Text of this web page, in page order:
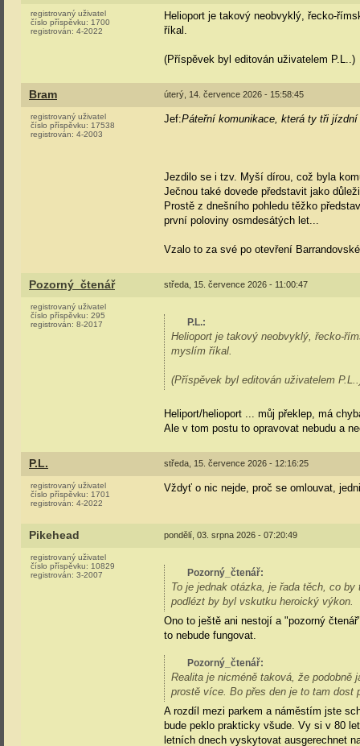
registrovaný uživatel
číslo příspěvku: 1700
registrován: 4-2022
Helioport je takový neobvyklý, řecko-
říkal.
(Příspěvek byl editován uživatelem P.L..)
Bram úterý, 14. července 2026 - 15:58:45
registrovaný uživatel
číslo příspěvku: 17538
registrován: 4-2003
Jef:Páteřní komunikace, která ty tři
Jezdilo se i tzv. Myší dírou, což byla
Ječnou také dovede představit jako
Prostě z dnešního pohledu těžko
první poloviny osmdesátých let...
Vzalo to za své po otevření
Pozorný_čtenář středa, 15. července 2026 - 11:00:47
registrovaný uživatel
číslo příspěvku: 295
registrován: 8-2017 P.L.:
Helioport je takový neobvyklý, řecko-
myslím říkal.
(Příspěvek byl editován uživatelem
Heliport/helioport ... můj překlep, má
Ale v tom postu to opravovat nebudu a
P.L. středa, 15. července 2026 - 12:16:25
registrovaný uživatel
číslo příspěvku: 1701
registrován: 4-2022
Vždyť o nic nejde, proč se omlouvat,
Pikehead pondělí, 03. srpna 2026 - 07:20:49
registrovaný uživatel
číslo příspěvku: 10829
registrován: 3-2007 Pozorný_čtenář:
To je jednak otázka, je řada těch, co
podlézt by byl vskutku heroický výkon.
Ono to ještě ani nestojí a "pozorný
to nebude fungovat.
Pozorný_čtenář:
Realita je nicméně taková, že
prostě více. Bo přes den je to tam dost
A rozdíl mezi parkem a náměstím jste
bude peklo prakticky všude. Vy si v 80
letních dnech vyskytovat ausgerechnet